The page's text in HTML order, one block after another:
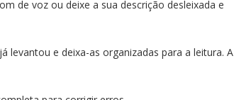
de voz ou deixe a sua descrição desleixada e
levantou e deixa-as organizadas para a leitura. A